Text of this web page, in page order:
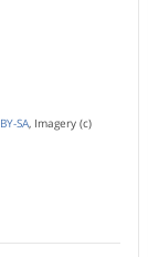
SA, Imagery (c)